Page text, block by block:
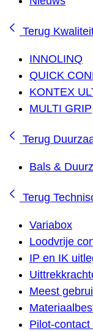
Terug
INNOLINQ
QUICK
KONTEX
MULTI GRIP
Terug
Bals &
Terug
Variabox
Loodvrije
IP en IK
Meest
Pilot-